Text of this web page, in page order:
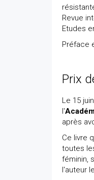
Revue
Etudes
Préface
Prix
Le 15
l'
après
Ce livre
toutes
féminin,
l'auteur